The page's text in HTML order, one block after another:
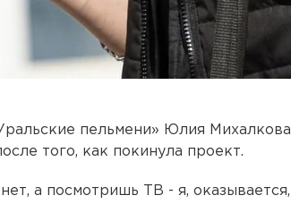
пельмени» Юлия Михалкова
того, как покинула проект.
а посмотришь ТВ - я, оказывается,